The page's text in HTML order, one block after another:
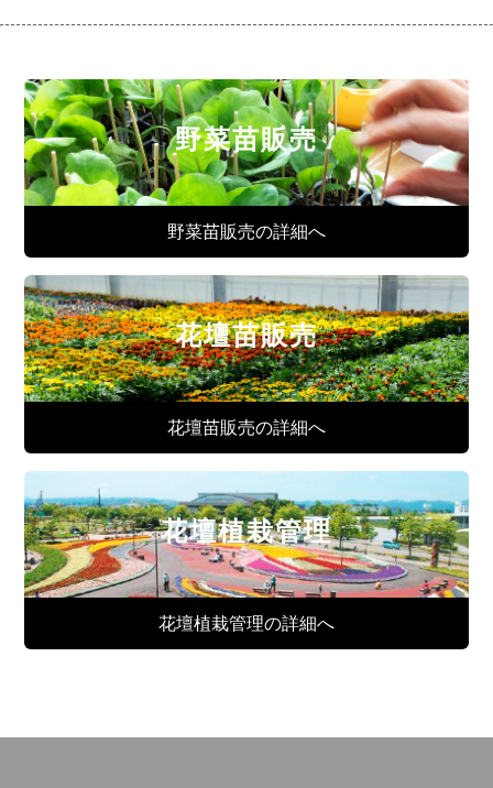
野菜苗販売
野菜苗販売の詳細へ
花壇苗販売
花壇苗販売の詳細へ
花壇植栽管理
花壇植栽管理の詳細へ